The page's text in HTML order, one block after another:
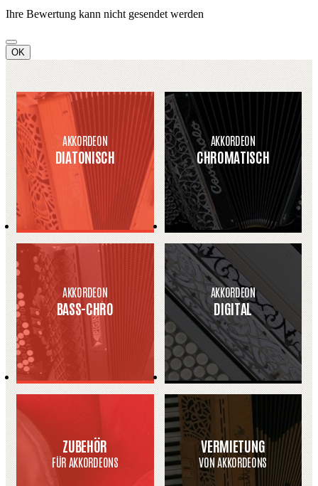
Ihre Bewertung kann nicht gesendet werden
OK
AKKORDEON
DIATONISCH
AKKORDEON
CHROMATISCH
AKKORDEON
BASS-CHRO
AKKORDEON
DIGITAL
ZUBEHÖR
FÜR AKKORDEONS
VERMIETUNG
VON AKKORDEONS